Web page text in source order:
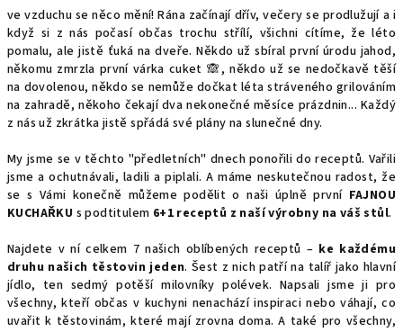
ve vzduchu se něco mění! Rána začínají dřív, večery se prodlužují a i
když si z nás počasí občas trochu střílí, všichni cítíme, že léto
pomalu, ale jistě ťuká na dveře. Někdo už sbíral první úrodu jahod,
někomu zmrzla první várka cuket 🙈, někdo už se nedočkavě těší
na dovolenou, někdo se nemůže dočkat léta stráveného grilováním
na zahradě, někoho čekají dva nekonečné měsíce prázdnin... Každý
z nás už zkrátka jistě spřádá své plány na slunečné dny.
My jsme se v těchto "předletních" dnech ponořili do receptů. Vařili
jsme a ochutnávali, ladili a piplali. A máme neskutečnou radost, že
se s Vámi konečně můžeme podělit o naši úplně první FAJNOU
KUCHAŘKU s podtitulem 6+1 receptů z naší výrobny na váš stůl.
Najdete v ní celkem 7 našich oblíbených receptů – ke každému
druhu našich těstovin jeden. Šest z nich patří na talíř jako hlavní
jídlo, ten sedmý potěší milovníky polévek. Napsali jsme ji pro
všechny, kteří občas v kuchyni nenachází inspiraci nebo váhají, co
uvařit k těstovinám, které mají zrovna doma. A také pro všechny,